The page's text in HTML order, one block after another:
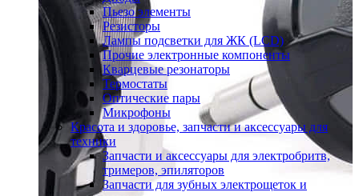
Пьезо элементы
Резисторы
Лампы подсветки для ЖК (LCD)
Прочие электронные компоненты
Кварцевые резонаторы
Термостаты
Оптические пары
Микрофоны
Красота и здоровье, запчасти и аксессуары для
техники
Запчасти и аксессуары для электробритв,
тримеров, эпиляторов
Запчасти для зубных электрощеток и